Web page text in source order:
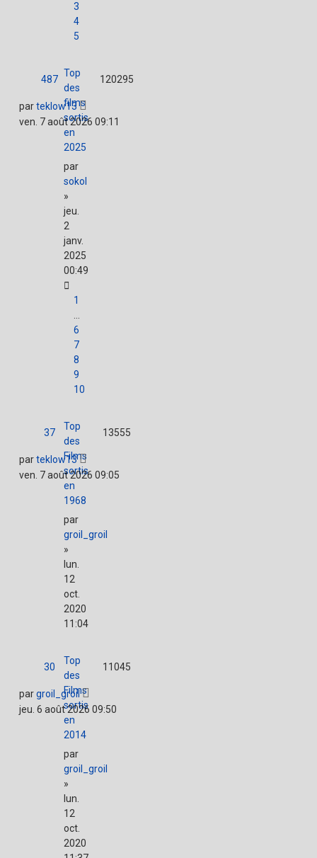
3
4
5
Top
des
films
sortis
en
2025
par
sokol
»
jeu.
2
janv.
2025
00:49
1
6
7
8
9
10
487 120295
parteklow13
ven. 7 août 2026 09:11
Top
des
Films
sortis
en
1968
par
groil_groil
»
lun.
12
oct.
2020
11:04
37 13555
parteklow13
ven. 7 août 2026 09:05
Top
des
Films
sortis
en
2014
par
groil_groil
»
lun.
12
oct.
2020
30 11045
pargroil_groil
jeu. 6 août 2026 09:50